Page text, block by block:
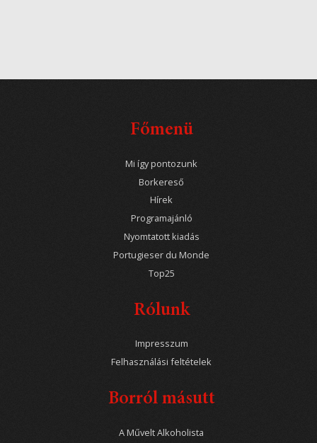
Főmenü
Mi így pontozunk
Borkereső
Hírek
Programajánló
Nyomtatott kiadás
Portugieser du Monde
Top25
Rólunk
Impresszum
Felhasználási feltételek
Borról másutt
A Művelt Alkoholista